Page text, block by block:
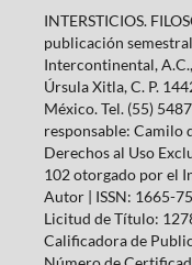
INTERSTICIOS.
publicación
Intercontinental,
Úrsula Xitla, C. P.
México. Tel. (55)
responsable: Camilo
Derechos al Uso
102 otorgado por el
Autor | ISSN: 1665-
Licitud de Título:
Calificadora de